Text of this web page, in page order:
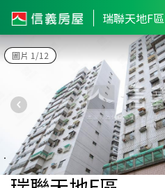
瑞聯天地F區
圖片 1/12